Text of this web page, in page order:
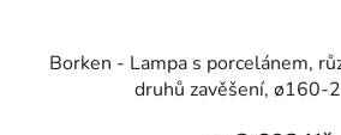
Borken - Lampa s porcelánem,
druhů zavěšení, ø160-